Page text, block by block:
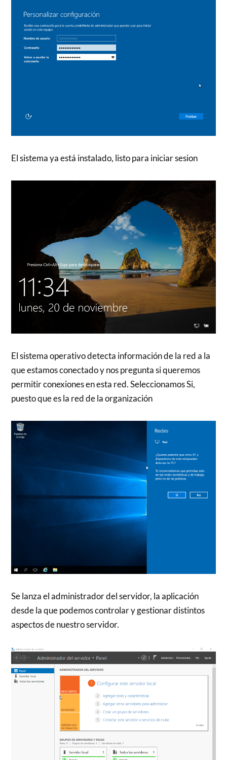
El sistema ya está instalado, listo para iniciar sesion
El sistema operativo detecta información de la red a la
que estamos conectado y nos pregunta si queremos
permitir conexiones en esta red. Seleccionamos Si,
puesto que es la red de la organización
Se lanza el administrador del servidor, la aplicación
desde la que podemos controlar y gestionar distintos
aspectos de nuestro servidor.